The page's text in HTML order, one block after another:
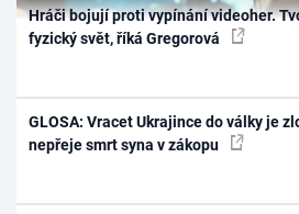
Hráči bojují proti vypínání videoher.
fyzický svět, říká Gregorová
GLOSA: Vracet Ukrajince do války je
nepřeje smrt syna v zákopu